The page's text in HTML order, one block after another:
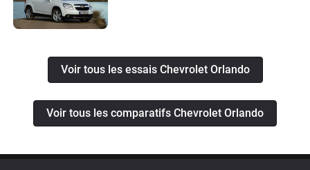
Voir tous les essais Chevrolet Orlando
Voir tous les comparatifs Chevrolet Orlando